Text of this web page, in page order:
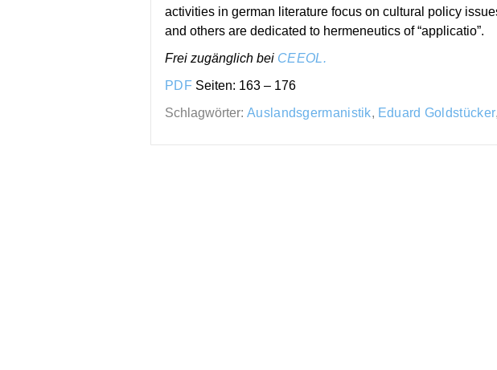
activities in german literature focus on cultural policy
and others are dedicated to hermeneutics of “applicatio”.
Frei zugänglich bei CEEOL.
PDF Seiten: 163 – 176
Schlagwörter: Auslandsgermanistik, Eduard Goldstücker,